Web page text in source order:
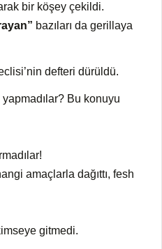
bir köşey çekildi.
bazıları da gerillaya
defteri dürüldü.
Bu konuyu
amaçlarla dağıttı, fesh
gitmedi.